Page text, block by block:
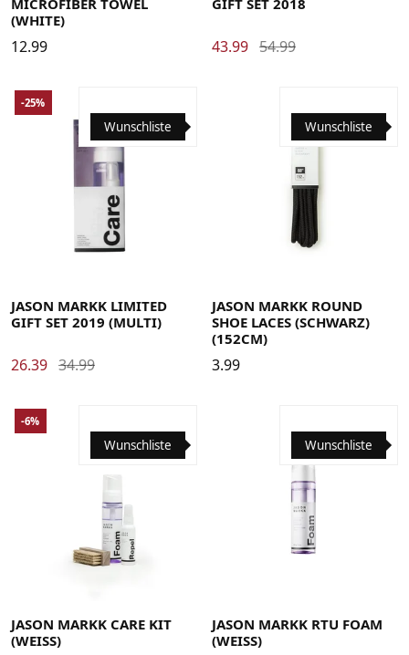
MICROFIBER TOWEL
(WHITE)
12.99
GIFT SET 2018
43.99 54.99
Wunschliste
-25%
JASON MARKK LIMITED
GIFT SET 2019 (MULTI)
26.39 34.99
Wunschliste
JASON MARKK ROUND
SHOE LACES (SCHWARZ)
(152CM)
3.99
Wunschliste
-6%
JASON MARKK CARE KIT
(WEISS)
Wunschliste
JASON MARKK RTU FOAM
(WEISS)